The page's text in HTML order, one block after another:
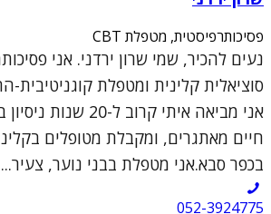
פסיכותרפיסטית, מטפלת CBT
נעים להכיר, שמי שרון ירדני. אני
אני מביאה איתי קרוב
חיים מאתגרים, ומקבלת מטופלים
בכפר סבא.אני מטפלת בבני נוער, צעיר...
052-3924775